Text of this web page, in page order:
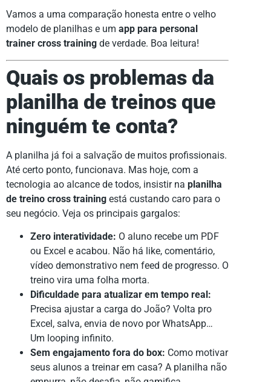
Vamos a uma comparação honesta entre o velho
modelo de planilhas e um app para personal
trainer cross training de verdade. Boa leitura!
Quais os problemas da
planilha de treinos que
ninguém te conta?
A planilha já foi a salvação de muitos profissionais.
Até certo ponto, funcionava. Mas hoje, com a
tecnologia ao alcance de todos, insistir na planilha
de treino cross training está custando caro para o
seu negócio. Veja os principais gargalos:
Zero interatividade: O aluno recebe um PDF
ou Excel e acabou. Não há like, comentário,
vídeo demonstrativo nem feed de progresso. O
treino vira uma folha morta.
Dificuldade para atualizar em tempo real:
Precisa ajustar a carga do João? Volta pro
Excel, salva, envia de novo por WhatsApp…
Um looping infinito.
Sem engajamento fora do box: Como motivar
seus alunos a treinar em casa? A planilha não